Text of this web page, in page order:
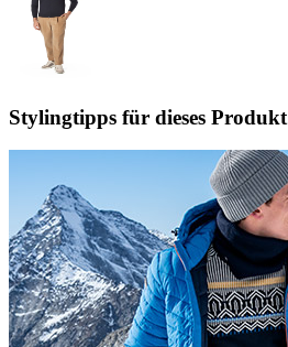
Stylingtipps für dieses Produkt